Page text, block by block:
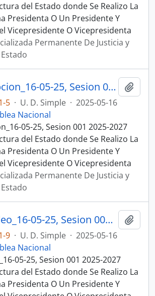
del Estado donde Se Realizo La
Presidenta O Un Presidente Y
Vicepresidente O Vicepresidenta
Permanente De Justicia y
005_S-D_Mocion_16-05-25, Sesion 001 Justicia y Estructura del Estado
5 · U. D. Simple · 2025-05-16
Nacional
05-25, Sesion 001 2025-2027
del Estado donde Se Realizo La
Presidenta O Un Presidente Y
Vicepresidente O Vicepresidenta
Permanente De Justicia y
009_S-D_Video_16-05-25, Sesion 001 Justicia y Estructura del Estado
9 · U. D. Simple · 2025-05-16
Nacional
05-25, Sesion 001 2025-2027
del Estado donde Se Realizo La
Presidenta O Un Presidente Y